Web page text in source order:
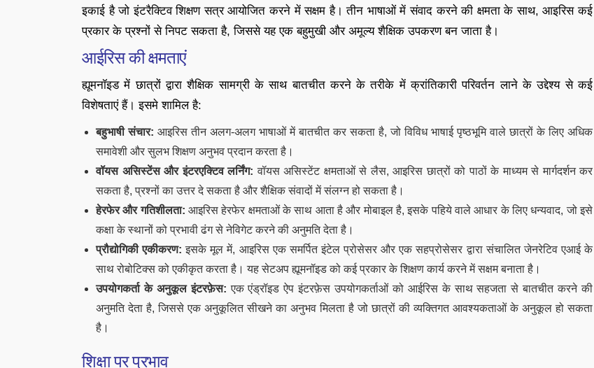
इकाई है जो इंटरैक्टिव शिक्षण सत्र आयोजित करने में सक्षम है। तीन भाषाओं में संवाद करने की क्षमता के साथ, आइरिस कई
प्रकार के प्रश्नों से निपट सकता है, जिससे यह एक बहुमुखी और अमूल्य शैक्षिक उपकरण बन जाता है।
आईरिस की क्षमताएं
ह्यूमनॉइड में छात्रों द्वारा शैक्षिक सामग्री के साथ बातचीत करने के तरीके में क्रांतिकारी परिवर्तन लाने के उद्देश्य से कई
विशेषताएं हैं। इसमे शामिल है:
बहुभाषी संचार: आइरिस तीन अलग-अलग भाषाओं में बातचीत कर सकता है, जो विविध भाषाई पृष्ठभूमि वाले छात्रों के लिए अधिक
समावेशी और सुलभ शिक्षण अनुभव प्रदान करता है।
वॉयस असिस्टेंस और इंटरएक्टिव लर्निंग: वॉयस असिस्टेंट क्षमताओं से लैस, आइरिस छात्रों को पाठों के माध्यम से मार्गदर्शन कर
सकता है, प्रश्नों का उत्तर दे सकता है और शैक्षिक संवादों में संलग्न हो सकता है।
हेरफेर और गतिशीलता: आइरिस हेरफेर क्षमताओं के साथ आता है और मोबाइल है, इसके पहिये वाले आधार के लिए धन्यवाद, जो इसे
कक्षा के स्थानों को प्रभावी ढंग से नेविगेट करने की अनुमति देता है।
प्रौद्योगिकी एकीकरण: इसके मूल में, आइरिस एक समर्पित इंटेल प्रोसेसर और एक सहप्रोसेसर द्वारा संचालित जेनरेटिव एआई के
साथ रोबोटिक्स को एकीकृत करता है। यह सेटअप ह्यूमनॉइड को कई प्रकार के शिक्षण कार्य करने में सक्षम बनाता है।
उपयोगकर्ता के अनुकूल इंटरफ़ेस: एक एंड्रॉइड ऐप इंटरफ़ेस उपयोगकर्ताओं को आईरिस के साथ सहजता से बातचीत करने की
अनुमति देता है, जिससे एक अनुकूलित सीखने का अनुभव मिलता है जो छात्रों की व्यक्तिगत आवश्यकताओं के अनुकूल हो सकता
है।
शिक्षा पर प्रभाव